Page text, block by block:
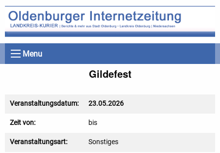
Menu
Gildefest
Veranstaltungsdatum: 23.05.2026
Zeit von: bis
Veranstaltungsart: Sonstiges